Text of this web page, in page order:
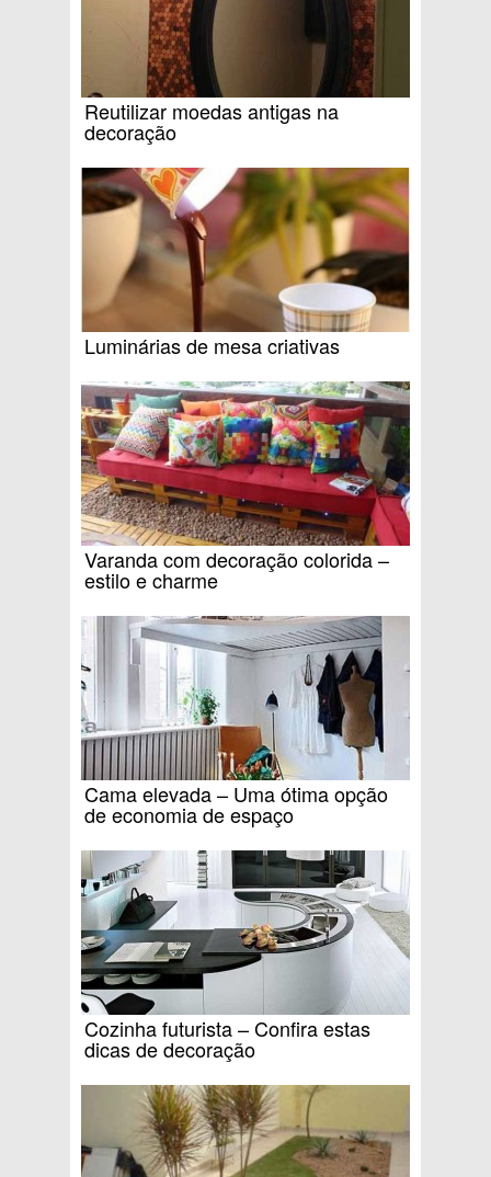
Reutilizar moedas antigas na
decoração
Luminárias de mesa criativas
Varanda com decoração colorida –
estilo e charme
Cama elevada – Uma ótima opção
de economia de espaço
Cozinha futurista – Confira estas
dicas de decoração